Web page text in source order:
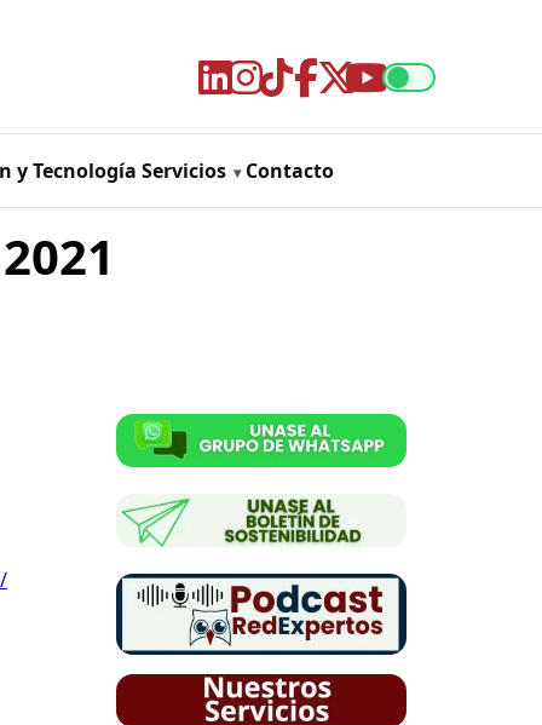
y Tecnología Servicios Contacto